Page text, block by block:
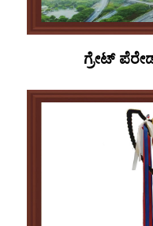
ಗ್ರೇಟ್